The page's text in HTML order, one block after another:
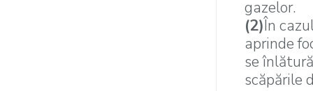
gazelor.
(2)În
aprinde
se
scăpările